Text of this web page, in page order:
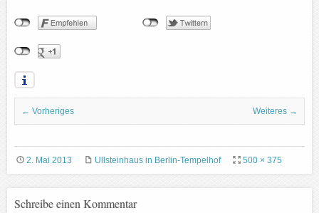
← Vorheriges Weiteres →
2. Mai 2013 Ullsteinhaus in Berlin-Tempelhof 500 × 375
Schreibe einen Kommentar